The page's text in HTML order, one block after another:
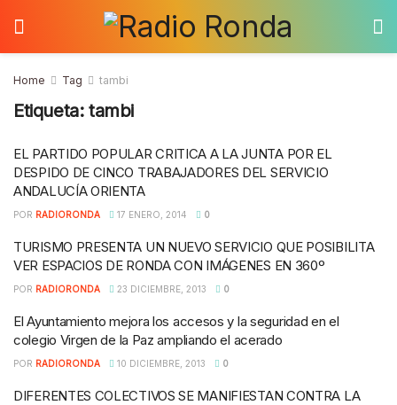
Home Tag tambi
Etiqueta: tambi
EL PARTIDO POPULAR CRITICA A LA JUNTA POR EL
DESPIDO DE CINCO TRABAJADORES DEL SERVICIO
ANDALUCÍA ORIENTA
POR RADIORONDA 17 ENERO, 2014 0
TURISMO PRESENTA UN NUEVO SERVICIO QUE POSIBILITA
VER ESPACIOS DE RONDA CON IMÁGENES EN 360º
POR RADIORONDA 23 DICIEMBRE, 2013 0
El Ayuntamiento mejora los accesos y la seguridad en el
colegio Virgen de la Paz ampliando el acerado
POR RADIORONDA 10 DICIEMBRE, 2013 0
DIFERENTES COLECTIVOS SE MANIFIESTAN CONTRA LA